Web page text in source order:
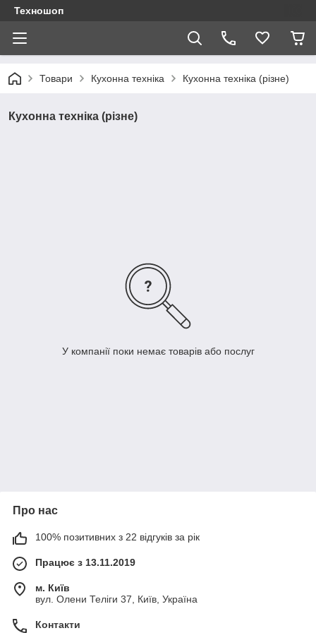
Техношоп
Товари Кухонна техніка Кухонна техніка (різне)
Кухонна техніка (різне)
У компанії поки немає товарів або послуг
Про нас
100% позитивних з 22 відгуків за рік
Працює з 13.11.2019
м. Київ
вул. Олени Теліги 37, Київ, Україна
Контакти